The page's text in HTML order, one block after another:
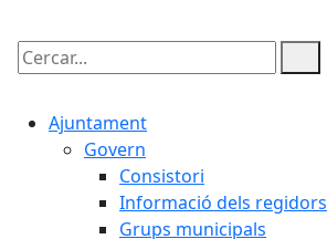
Cercar:
Ajuntament
Govern
Consistori
Informació dels regidors
Grups municipals